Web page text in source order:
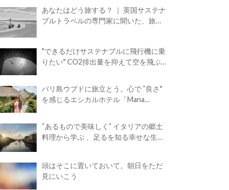
あなたはどう旅する？ ｜ 英国サステナ
ブルトラベルの専門家に聞いた、旅の
"できるだけサステナブルに飛行機に乗
りたい" CO2排出量を抑えて空を飛ぶ
バリ島ウブドに旅立とう。心で ”良さ"
を感じるエシカルホテル「Mana
“あるもので美味しく” イタリアの郷土
料理から学ぶ 、足るを知る幸せな生き
頭はそこに置いておいて。朝日をただ
見にいこう